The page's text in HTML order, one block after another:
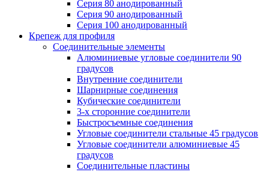
Серия 80 анодированный
Серия 90 анодированный
Серия 100 анодированный
Крепеж для профиля
Соединительные элементы
Алюминиевые угловые соединители 90
градусов
Внутренние соединители
Шарнирные соединения
Кубические соединители
3-х сторонние соединители
Быстросъемные соединения
Угловые соединители стальные 45 градусов
Угловые соединители алюминиевые 45
градусов
Соединительные пластины